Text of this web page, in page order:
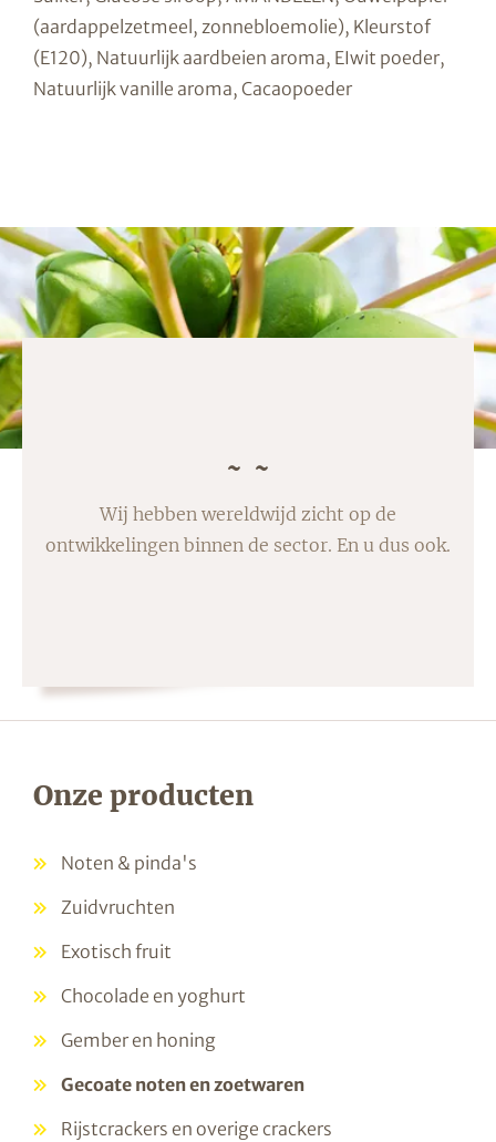
(aardappelzetmeel, zonnebloemolie), Kleurstof
(E120), Natuurlijk aardbeien aroma, EIwit poeder,
Natuurlijk vanille aroma, Cacaopoeder
Wij hebben wereldwijd zicht op de
ontwikkelingen binnen de sector. En u dus ook.
Onze producten
Noten & pinda's
Zuidvruchten
Exotisch fruit
Chocolade en yoghurt
Gember en honing
Gecoate noten en zoetwaren
Rijstcrackers en overige crackers